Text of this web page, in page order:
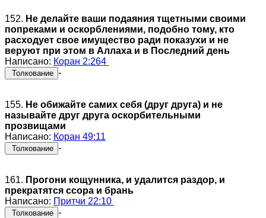
152. Не делайте ваши подаяния тщетными своими
попреками и оскорблениями, подобно тому, кто
расходует свое имущество ради показухи и не
веруют при этом в Аллаха и в Последний день
Написано: Коран 2:264
Толкование -
155. Не обижайте самих себя (друг друга) и не
называйте друг друга оскорбительными
прозвищами
Написано: Коран 49:11
Толкование -
161. Прогони кощунника, и удалится раздор, и
прекратятся ссора и брань
Написано: Притчи 22:10
Толкование -